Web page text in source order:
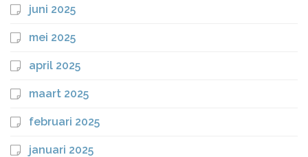
juni 2025
mei 2025
april 2025
maart 2025
februari 2025
januari 2025